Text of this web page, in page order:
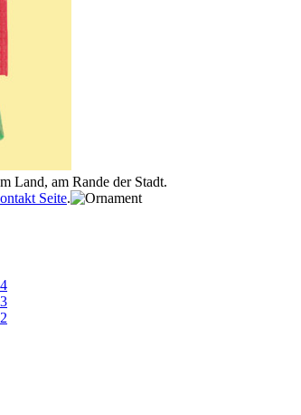
Land, am Rande der Stadt.
Seite.